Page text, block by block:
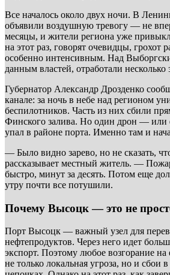
Все началось около двух ночи. В
объявили воздушную тревогу — не
месяцы, и жители региона уже
на этот раз, говорят очевидцы,
особенно интенсивным. Над
данным властей, отработали
Губернатор Александр Дрозденко
канале: за ночь в небе над регионом
беспилотников. Часть из них сбили
Финского залива. Но один дрон —
упал в районе порта. Именно там и
— Было видно зарево, но не сказать,
рассказывает местный житель. —
быстро, минут за десять. Потом еще
утру почти все потушили.
Почему Высоцк — это не
Порт Высоцк — важный узел для
нефтепродуктов. Через него идет
экспорт. Поэтому любое возгорание
не только локальная угроза, но и сбои